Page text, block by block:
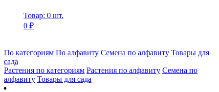
Товар: 0 шт.
0 ₽
По категориям По алфавиту Семена по алфавиту Товары для
сада
Растения по категориям Растения по алфавиту Семена по
алфавиту Товары для сада